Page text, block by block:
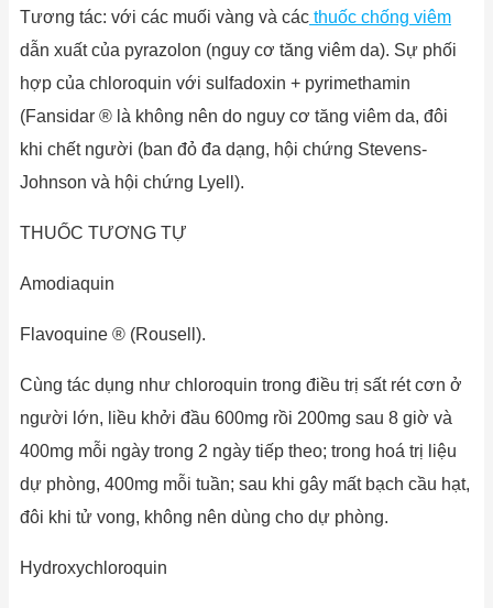
Tương tác: với các muối vàng và các thuốc chống viêm
dẫn xuất của pyrazolon (nguy cơ tăng viêm da). Sự phối
hợp của chloroquin với sulfadoxin + pyrimethamin
(Fansidar ® là không nên do nguy cơ tăng viêm da, đôi
khi chết người (ban đỏ đa dạng, hội chứng Stevens-
Johnson và hội chứng Lyell).
THUỐC TƯƠNG TỰ
Amodiaquin
Flavoquine ® (Rousell).
Cùng tác dụng như chloroquin trong điều trị sất rét cơn ở
người lớn, liều khởi đầu 600mg rồi 200mg sau 8 giờ và
400mg mỗi ngày trong 2 ngày tiếp theo; trong hoá trị liệu
dự phòng, 400mg mỗi tuần; sau khi gây mất bạch cầu hạt,
đôi khi tử vong, không nên dùng cho dự phòng.
Hydroxychloroquin